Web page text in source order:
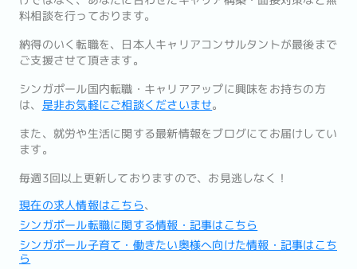
料相談を行っております。
納得のいく転職を、 日本人キャリアコンサルタントが最後まで
ご支援させて頂きます。
シンガポール国内転職・キャリアアップに興味をお持ちの方
は、 是非お気軽にご相談くださいませ。
また、 就労や生活に関する最新情報をブログにてお届けしてい
ます。
毎週3回以上更新しておりますので、お見逃しなく！
現在の求人情報はこちら、
シンガポール転職に関する情報・記事はこちら
シンガポール子育て・働きたい奥様へ向けた情報・記事はこち
ら